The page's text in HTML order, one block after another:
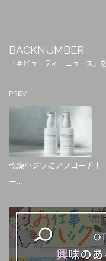
BACKNUMBER
「＃ビューティーニュース」
PREV
乾燥小ジワにアプローチ
ー...